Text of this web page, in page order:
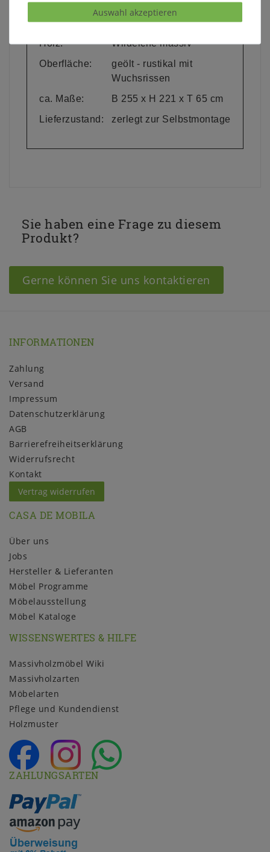
2 große Kleiderstangen
mit Passepartout-Rahmen
Holz:
Wildeiche massiv
Oberfläche:
geölt - rustikal mit
Wuchsrissen
ca. Maße:
B 255 x H 221 x T 65 cm
Lieferzustand:
zerlegt zur Selbstmontage
Sie haben eine Frage zu diesem
Produkt?
Gerne können Sie uns kontaktieren
INFORMATIONEN
Zahlung
Versand
Impressum
Daten­schutz­erklärung
AGB
Barrierefreiheitserklärung
Widerrufs­recht
Kontakt
Vertrag widerrufen
CASA DE MOBILA
Über uns
Jobs
Hersteller & Lieferanten
Möbel Programme
Möbelausstellung
Möbel Kataloge
WISSENSWERTES & HILFE
Massivholzmöbel Wiki
Massivholzarten
Möbelarten
Pflege und Kundendienst
Holzmuster
ZAHLUNGSARTEN
Auswahl akzeptieren